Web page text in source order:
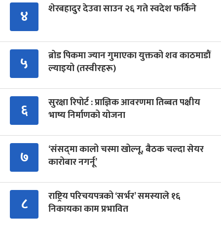
४ शेरबहादुर देउवा साउन २६ गते स्वदेश फर्किने
५
ब्रोड पिकमा ज्यान गुमाएका युक्तको शव काठमाडौं
ल्याइयो (तस्वीरहरू)
६
सुरक्षा रिपोर्ट : प्राज्ञिक आवरणमा तिब्बत पक्षीय
भाष्य निर्माणको योजना
७
‘संसद्‍मा कालो चस्मा खोल्नू, बैठक चल्दा सेयर
कारोबार नगर्नू’
८
राष्ट्रिय परिचयपत्रको ‘सर्भर’ समस्याले १६
निकायका काम प्रभावित